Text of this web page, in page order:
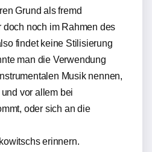
Grund als fremd
doch noch im Rahmen des
findet keine Stilisierung
man die Verwendung
Musik nennen,
vor allem bei
oder sich an die
erinnern.